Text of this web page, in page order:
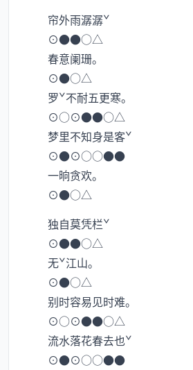
帘外雨潺潺ˇ
⊙●●○△
春意阑珊。
⊙●○△
罗ˇ不耐五更寒。
⊙○⊙●●○△
梦里不知身是客ˇ
⊙●⊙○○●●
一晌贪欢。
⊙●○△
独自莫凭栏ˇ
⊙●●○△
无ˇ江山。
⊙●○△
别时容易见时难。
⊙○⊙●●○△
流水落花春去也ˇ
⊙●⊙○○●●